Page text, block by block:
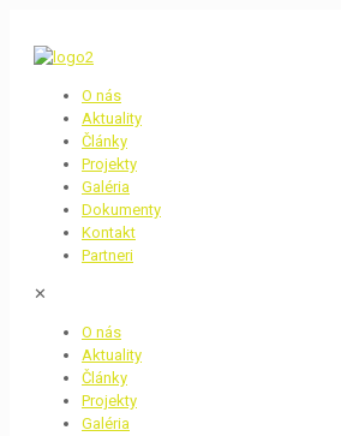
O nás
Aktuality
Články
Projekty
Galéria
Dokumenty
Kontakt
Partneri
✕
O nás
Aktuality
Články
Projekty
Galéria